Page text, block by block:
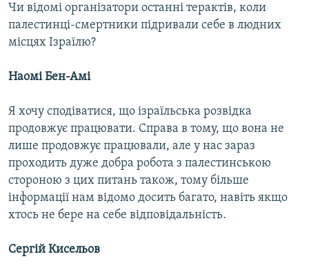
Чи відомі організатори останні терактів, коли
палестинці-смертники підривали себе в людних
місцях Ізраїлю?
Наомі Бен-Амі
Я хочу сподіватися, що ізраїльська розвідка
продовжує працювати. Справа в тому, що вона не
лише продовжує працювали, але у нас зараз
проходить дуже добра робота з палестинською
стороною з цих питань також, тому більше
інформації нам відомо досить багато, навіть якщо
хтось не бере на себе відповідальність.
Сергій Кисельов